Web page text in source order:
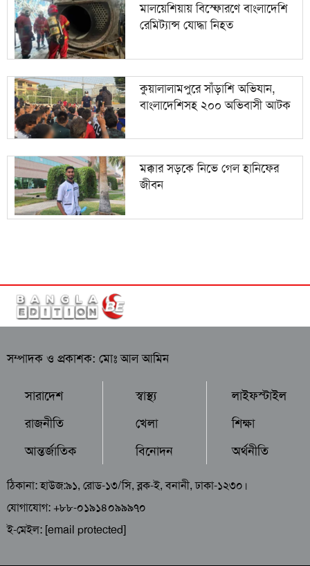
মালয়েশিয়ায় বিস্ফোরণে বাংলাদেশি
রেমিট্যান্স যোদ্ধা নিহত
কুয়ালালামপুরে সাঁড়াশি অভিযান,
বাংলাদেশিসহ ২০০ অভিবাসী আটক
মক্কার সড়কে নিভে গেল হানিফের
জীবন
সম্পাদক ও প্রকাশক: মোঃ আল আমিন
সারাদেশ
রাজনীতি
আন্তর্জাতিক
স্বাস্থ্য
খেলা
বিনোদন
লাইফস্টাইল
শিক্ষা
অর্থনীতি
ঠিকানা: হাউজ:৯১, রোড-১৩/সি, ব্লক-ই, বনানী, ঢাকা-১২৩০।
যোগাযোগ: +৮৮-০১৯১৪০৯৯৯৭০
ই-মেইল: [email protected]